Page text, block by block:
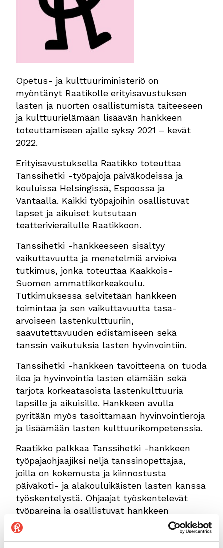
Opetus- ja kulttuuriministeriö on
myöntänyt Raatikolle erityisavustuksen
lasten ja nuorten osallistumista taiteeseen
ja kulttuurielämään lisäävän hankkeen
toteuttamiseen ajalle syksy 2021 – kevät
2022.
Erityisavustuksella Raatikko toteuttaa
Tanssihetki -työpajoja päiväkodeissa ja
kouluissa Helsingissä, Espoossa ja
Vantaalla. Kaikki työpajoihin osallistuvat
lapset ja aikuiset kutsutaan
teatterivierailulle Raatikkoon.
Tanssihetki -hankkeeseen sisältyy
vaikuttavuutta ja menetelmiä arvioiva
tutkimus, jonka toteuttaa Kaakkois-
Suomen ammattikorkeakoulu.
Tutkimuksessa selvitetään hankkeen
toimintaa ja sen vaikuttavuutta tasa-
arvoiseen lastenkulttuuriin,
saavutettavuuden edistämiseen sekä
tanssin vaikutuksia lasten hyvinvointiin.
Tanssihetki -hankkeen tavoitteena on tuoda
iloa ja hyvinvointia lasten elämään sekä
tarjota korkeatasoista lastenkulttuuria
lapsille ja aikuisille. Hankkeen avulla
pyritään myös tasoittamaan hyvinvointieroja
ja lisäämään lasten kulttuurikompetenssia.
Raatikko palkkaa Tanssihetki -hankkeen
työpajaohjaajiksi neljä tanssinopettajaa,
joilla on kokemusta ja kiinnostusta
päiväkoti- ja alakouluikäisten lasten kanssa
työskentelystä. Ohjaajat työskentelevät
työpareina ja osallistuvat hankkeen
suunnitteluun ja kehittämiseen.
Jos olet kiinnostunut työskentelemään